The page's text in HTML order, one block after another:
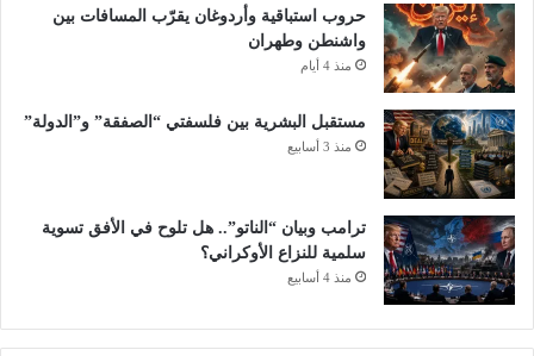
؟
حروب استباقية وأردوغان يقرّب المسافات بين
واشنطن وطهران
منذ 4 أيام
مستقبل البشرية بين فلسفتي “الصفقة” و”الدولة”
منذ 3 أسابيع
ترامب وبيان “الناتو”.. هل تلوح في الأفق تسوية
سلمية للنزاع الأوكراني؟
منذ 4 أسابيع